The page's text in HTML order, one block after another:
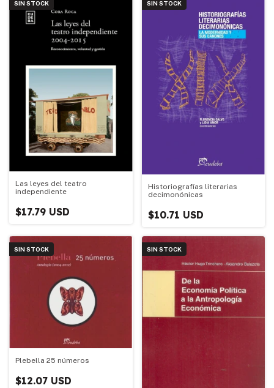
SIN STOCK
Las leyes del teatro
independiente
$17.79 USD
SIN STOCK
Historiografías literarias
decimonónicas
$10.71 USD
SIN STOCK
Plebella 25 números
$12.07 USD
SIN STOCK